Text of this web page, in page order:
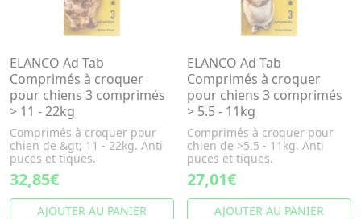
ELANCO Ad Tab
Comprimés à croquer
pour chiens 3 comprimés
> 11 - 22kg
Comprimés à croquer pour
chien de &gt; 11 - 22kg. Anti
puces et tiques.
32,85€
AJOUTER AU PANIER
ELANCO Ad Tab
Comprimés à croquer
pour chiens 3 comprimés
> 5.5 - 11kg
Comprimés à croquer pour
chien de >5.5 - 11kg. Anti
puces et tiques.
27,01€
AJOUTER AU PANIER